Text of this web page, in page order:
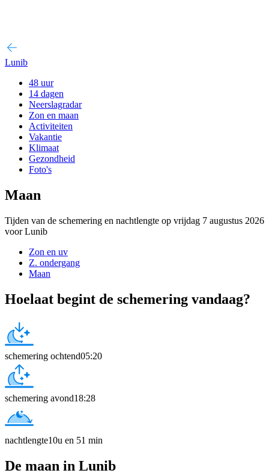
Lunib
48 uur
14 dagen
Neerslagradar
Zon en maan
Activiteiten
Vakantie
Klimaat
Gezondheid
Foto's
Maan
Tijden van de schemering en nachtlengte op vrijdag 7 augustus 2026
voor Lunib
Zon en uv
Z. ondergang
Maan
Hoelaat begint de schemering vandaag?
schemering ochtend05:20
schemering avond18:28
nachtlengte10u en 51 min
De maan in Lunib